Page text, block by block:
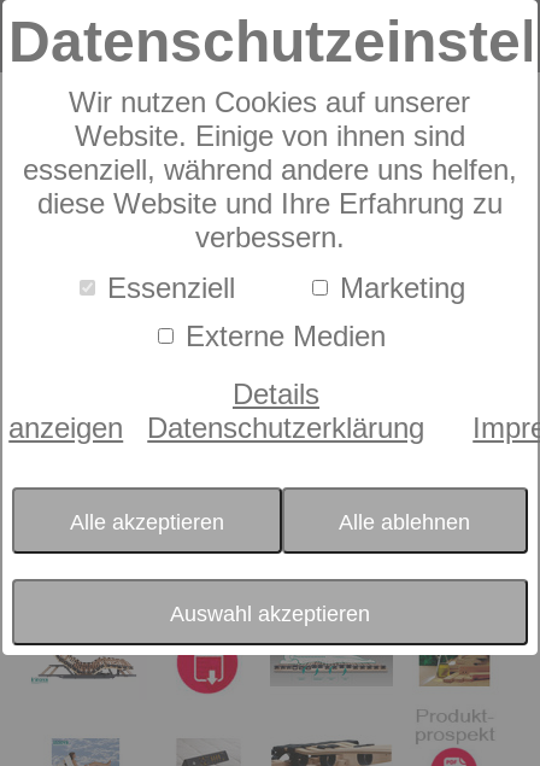
Wir nutzen Cookies auf unserer
Website. Einige von ihnen sind
essenziell, während andere uns helfen,
diese Website und Ihre Erfahrung zu
verbessern.
Essenziell
Marketing
Externe Medien
Details
anzeigen
Datenschutzerklärung
Alle akzeptieren Alle ablehnen
Auswahl akzeptieren
Motorrahmen
dormabell Innova
M4 memory